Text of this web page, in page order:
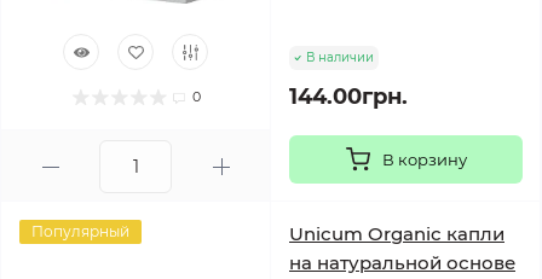
0
В наличии
144.00грн.
В корзину
Популярный
Unicum Organic капли
на натуральной основе